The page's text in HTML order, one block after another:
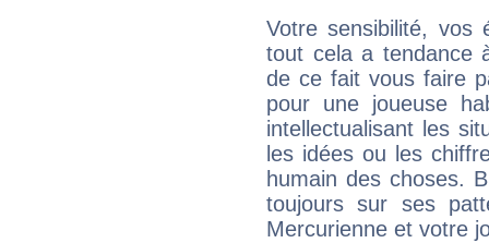
Votre sensibilité,
tout cela a tendance
de ce fait vous faire
pour une joueuse
intellectualisant les
les idées ou les
humain des choses.
toujours sur ses
Mercurienne et votre